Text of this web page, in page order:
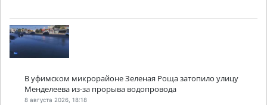
В уфимском микрорайоне Зеленая Роща затопило улицу
Менделеева из-за прорыва водопровода
8 августа 2026, 18:18